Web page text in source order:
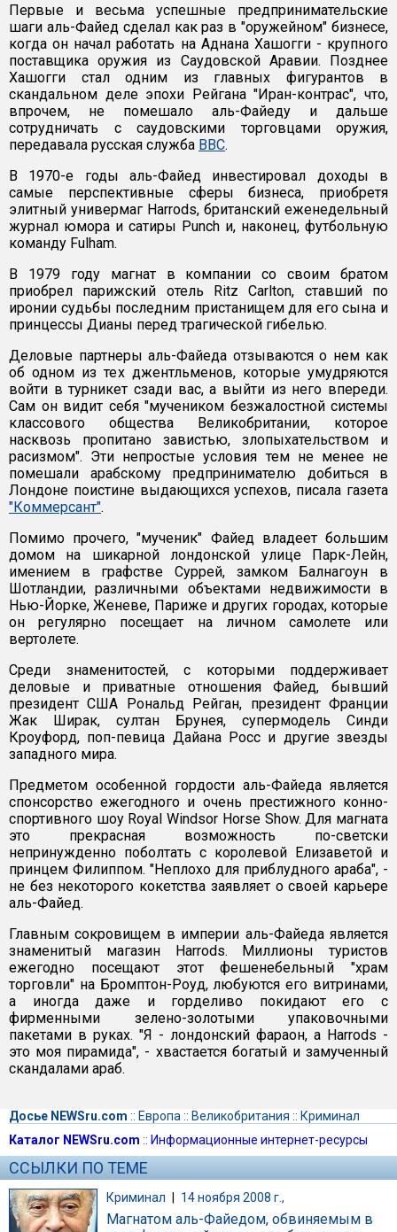
Первые и весьма успешные предпринимательские
шаги аль-Файед сделал как раз в "оружейном" бизнесе,
когда он начал работать на Аднана Хашогги - крупного
поставщика оружия из Саудовской Аравии. Позднее
Хашогги стал одним из главных фигурантов в
скандальном деле эпохи Рейгана "Иран-контрас", что,
впрочем, не помешало аль-Файеду и дальше
сотрудничать с саудовскими торговцами оружия,
передавала русская служба BBC.
В 1970-е годы аль-Файед инвестировал доходы в
самые перспективные сферы бизнеса, приобретя
элитный универмаг Harrods, британский еженедельный
журнал юмора и сатиры Punch и, наконец, футбольную
команду Fulham.
В 1979 году магнат в компании со своим братом
приобрел парижский отель Ritz Carlton, ставший по
иронии судьбы последним пристанищем для его сына и
принцессы Дианы перед трагической гибелью.
Деловые партнеры аль-Файеда отзываются о нем как
об одном из тех джентльменов, которые умудряются
войти в турникет сзади вас, а выйти из него впереди.
Сам он видит себя "мучеником безжалостной системы
классового общества Великобритании, которое
насквозь пропитано завистью, злопыхательством и
расизмом". Эти непростые условия тем не менее не
помешали арабскому предпринимателю добиться в
Лондоне поистине выдающихся успехов, писала газета
"Коммерсант".
Помимо прочего, "мученик" Файед владеет большим
домом на шикарной лондонской улице Парк-Лейн,
имением в графстве Суррей, замком Балнагоун в
Шотландии, различными объектами недвижимости в
Нью-Йорке, Женеве, Париже и других городах, которые
он регулярно посещает на личном самолете или
вертолете.
Среди знаменитостей, с которыми поддерживает
деловые и приватные отношения Файед, бывший
президент США Рональд Рейган, президент Франции
Жак Ширак, султан Брунея, супермодель Синди
Кроуфорд, поп-певица Дайана Росс и другие звезды
западного мира.
Предметом особенной гордости аль-Файеда является
спонсорство ежегодного и очень престижного конно-
спортивного шоу Royal Windsor Horse Show. Для магната
это прекрасная возможность по-светски
непринужденно поболтать с королевой Елизаветой и
принцем Филиппом. "Неплохо для приблудного араба", -
не без некоторого кокетства заявляет о своей карьере
аль-Файед.
Главным сокровищем в империи аль-Файеда является
знаменитый магазин Harrods. Миллионы туристов
ежегодно посещают этот фешенебельный "храм
торговли" на Бромптон-Роуд, любуются его витринами,
а иногда даже и горделиво покидают его с
фирменными зелено-золотыми упаковочными
пакетами в руках. "Я - лондонский фараон, а Harrods -
это моя пирамида", - хвастается богатый и замученный
скандалами араб.
Досье NEWSru.com :: Европа :: Великобритания :: Криминал
Каталог NEWSru.com :: Информационные интернет-ресурсы
ССЫЛКИ ПО ТЕМЕ
Криминал | 14 ноября 2008 г.,
Магнатом аль-Файедом, обвиняемым в